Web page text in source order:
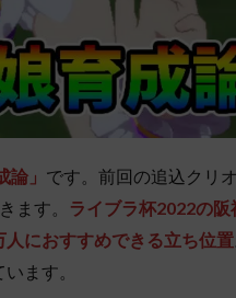
」 です。前回の追込クリ
ます。
ライブラ杯2022の
におすすめできる立ち位置
ます。